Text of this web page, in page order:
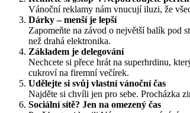
Vánoční reklamy nám vnucují iluzi, že
Dárky – menší je lepší
Zapomeňte na závod o největší balík pod
než drahá elektronika.
Základem je delegování
Nechcete si přece hrát na superhrdinu,
cukroví na firemní večírek.
Udělejte si svůj vlastní vánoční čas
Najděte si chvíli jen pro sebe. Procházka
Sociální sítě? Jen na omezený čas